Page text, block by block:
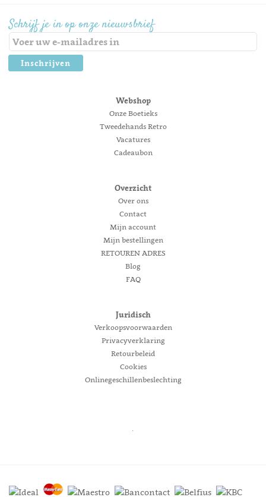
Schrijf je in op onze nieuwsbrief
Inschrijven
Webshop
Onze Boetieks
Tweedehands Retro
Vacatures
Cadeaubon
Overzicht
Over ons
Contact
Mijn account
Mijn bestellingen
RETOUREN ADRES
Blog
FAQ
Juridisch
Verkoopsvoorwaarden
Privacyverklaring
Retourbeleid
Cookies
Onlinegeschillenbeslechting
.